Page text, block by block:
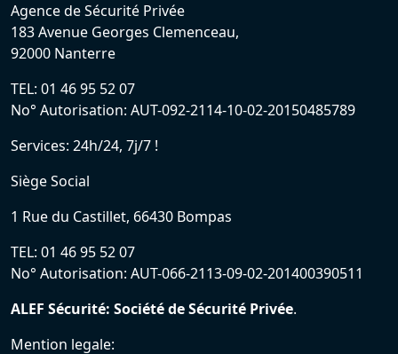
Agence de Sécurité Privée
183 Avenue Georges Clemenceau,
92000 Nanterre
TEL: 01 46 95 52 07
No° Autorisation: AUT-092-2114-10-02-20150485789
Services: 24h/24, 7j/7 !
Siège Social
1 Rue du Castillet, 66430 Bompas
TEL: 01 46 95 52 07
No° Autorisation: AUT-066-2113-09-02-201400390511
ALEF Sécurité: Société de Sécurité Privée.
Mention legale: